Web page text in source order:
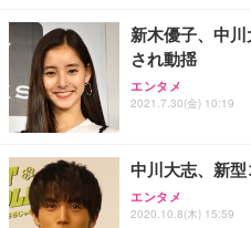
新木優子、中
され動揺
エンタメ
2021.7.30(金) 10:19
中川大志、新
エンタメ
2020.10.8(木) 15:59